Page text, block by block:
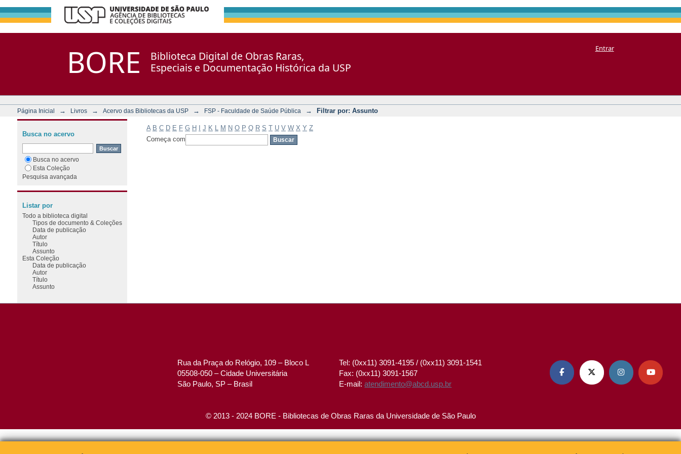
BORE
Biblioteca Digital de Obras Raras,
Especiais e Documentação Histórica da USP
Entrar
Página Inicial → Livros → Acervo das Bibliotecas da USP → FSP - Faculdade de Saúde Pública → Filtrar por: Assunto
A B C D E F G H J K M N O P Q R S T U V W X Y Z
Começa com
Busca no acervo
Busca no acervo
Esta Coleção
Pesquisa avançada
Listar por
Todo a biblioteca digital
Tipos de documento & Coleções
Data de publicação
Autor
Título
Assunto
Esta Coleção
Data de publicação
Autor
Título
Assunto
Rua da Praça do Relógio, 109 – Bloco L
05508-050 – Cidade Universitária
São Paulo, SP – Brasil
Tel: (0xx11) 3091-4195 / (0xx11) 3091-1541
Fax: (0xx11) 3091-1567
E-mail:atendimento@abcd.usp.br
   
© 2013 - 2024 BORE - Bibliotecas de Obras Raras da Universidade de São Paulo